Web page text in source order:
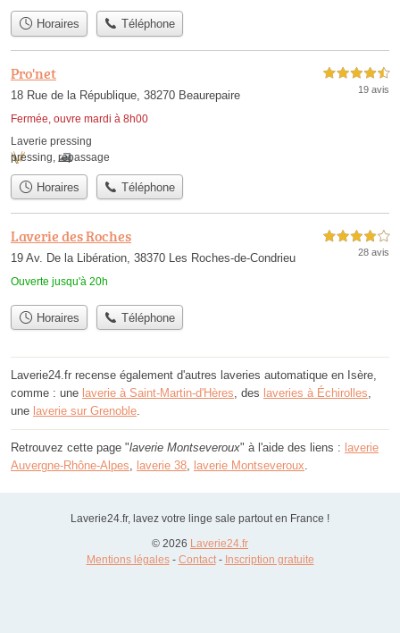
Horaires Téléphone
Pro'net
18 Rue de la République, 38270 Beaurepaire
Fermée, ouvre mardi à 8h00
4,5 étoiles sur 5
19 avis
Laverie pressing
pressing repassage
Horaires Téléphone
Laverie des Roches
19 Av. De la Libération, 38370 Les Roches-de-Condrieu
Ouverte jusqu'à 20h
4,0 étoiles sur 5
28 avis
Horaires Téléphone
Laverie24.fr recense également d'autres laveries automatique en Isère,
comme : une laverie à Saint-Martin-d'Hères, des laveries à Échirolles,
une laverie sur Grenoble.
Retrouvez cette page "laverie Montseveroux" à l'aide des liens : laverie
Auvergne-Rhône-Alpes, laverie 38, laverie Montseveroux.
Laverie24.fr, lavez votre linge sale partout en France !
© 2026 Laverie24.fr
Mentions légales- Contact- Inscription gratuite